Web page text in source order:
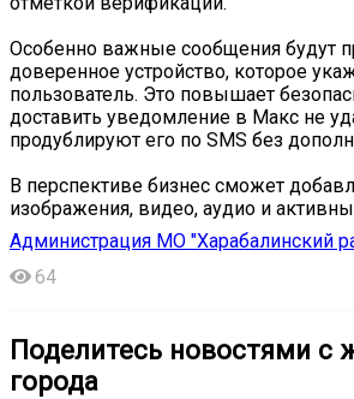
Особенно важные сообщения будут
доверенное устройство, которое
пользователь. Это повышает
доставить уведомление в Mакс не
продублируют его по SMS без
В перспективе бизнес сможет
изображения, видео, аудио и
Администрация МО "Харабалинский
64
Поделитесь новостями с
города